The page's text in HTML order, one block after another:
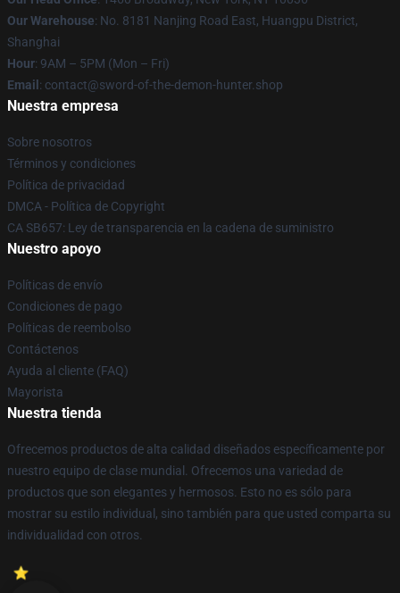
Our Warehouse: No. 8181 Nanjing Road East, Huangpu District,
Shanghai
Hour: 9AM – 5PM (Mon – Fri)
Email : contact@sword-of-the-demon-hunter.shop
Nuestra empresa
Sobre nosotros
Términos y condiciones
Política de privacidad
DMCA - Política de Copyright
CA SB657: Ley de transparencia en la cadena de suministro
Nuestro apoyo
Políticas de envío
Condiciones de pago
Políticas de reembolso
Contáctenos
Ayuda al cliente (FAQ)
Mayorista
Nuestra tienda
Ofrecemos productos de alta calidad diseñados específicamente por
nuestro equipo de clase mundial. Ofrecemos una variedad de
productos que son elegantes y hermosos. Esto no es sólo para
mostrar su estilo individual, sino también para que usted comparta su
individualidad con otros.